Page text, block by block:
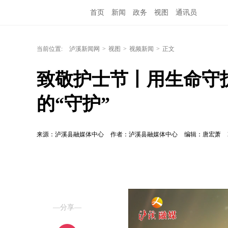
首页 新闻 政务 视图 通讯员
当前位置: 泸溪新闻网 > 视图 > 视频新闻 > 正文
致敬护士节丨用生命
的“守护”
来源：泸溪县融媒体中心 作者：泸溪县融媒体中心 编辑：唐宏萧
—分享—